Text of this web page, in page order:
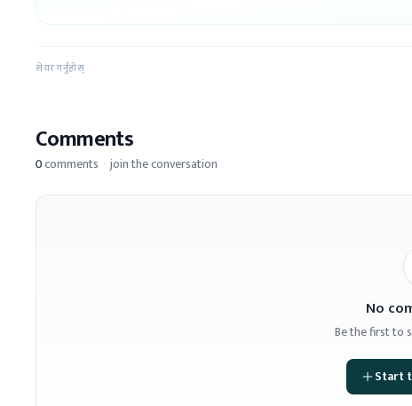
सेयर गर्नुहोस्
Comments
0comments · join the conversation
No
Be the first to
Start